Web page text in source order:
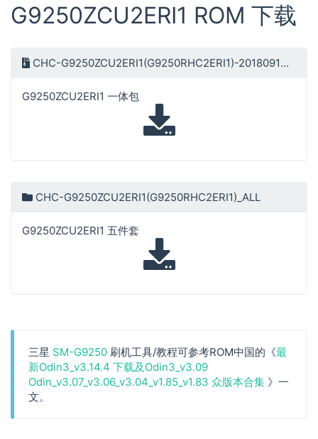
G9250ZCU2ERI1 ROM 下载
CHC-G9250ZCU2ERI1(G9250RHC2ERI1)-20180914114127.rar
G9250ZCU2ERI1 一体包
CHC-G9250ZCU2ERI1(G9250RHC2ERI1)_ALL
G9250ZCU2ERI1 五件套
三星 SM-G9250 刷机工具/教程可参考ROM中国的《最
新Odin3_v3.14.4 下载及Odin3_v3.09
Odin_v3.07_v3.06_v3.04_v1.85_v1.83 众版本合集 》一
文。